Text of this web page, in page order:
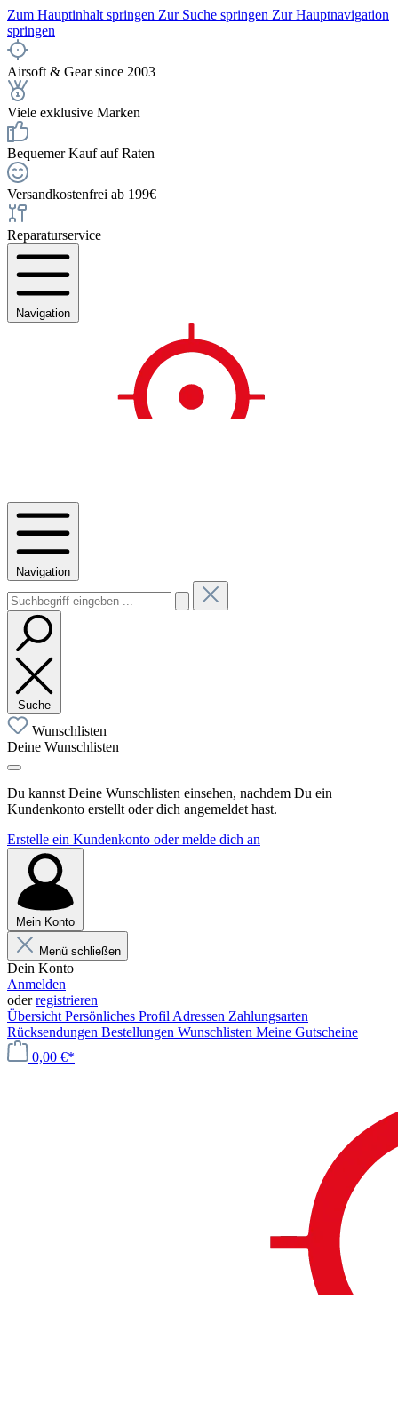
Zum Hauptinhalt springen Zur Suche springen Zur Hauptnavigation
springen
Airsoft & Gear since 2003
Viele exklusive Marken
Bequemer Kauf auf Raten
Versandkostenfrei ab 199€
Reparaturservice
Navigation
Navigation
Suche
Wunschlisten
Deine Wunschlisten
Du kannst Deine Wunschlisten einsehen, nachdem Du ein
Kundenkonto erstellt oder dich angemeldet hast.
Erstelle ein Kundenkonto oder melde dich an
Mein Konto
Menü schließen
Dein Konto
Anmelden
oderregistrieren
Übersicht Persönliches Profil Adressen Zahlungsarten
Rücksendungen Bestellungen Wunschlisten Meine Gutscheine
0,00 €*